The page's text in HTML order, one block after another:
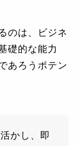
のは、ビジネ
礎的な能力
あろうポテン
かし、即